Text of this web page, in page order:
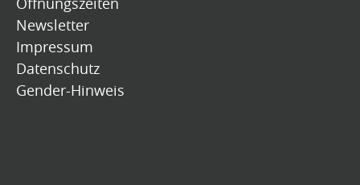
Newsletter
Impressum
Datenschutz
Gender-Hinweis